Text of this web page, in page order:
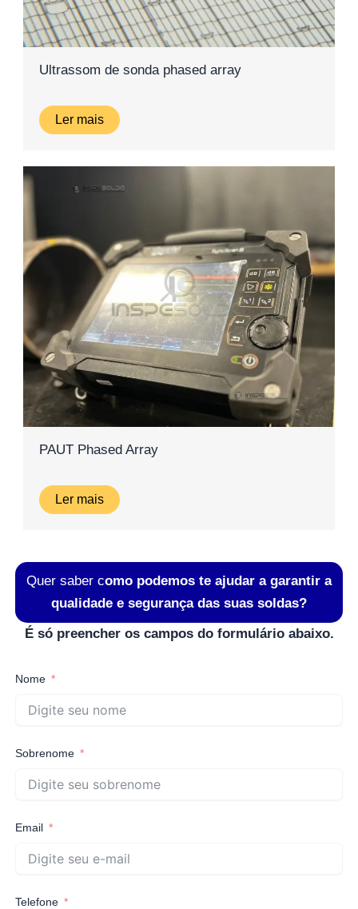
Ultrassom de sonda phased array
Ler mais
PAUT Phased Array
Ler mais
Quer saber como podemos te ajudar a garantir a
qualidade e segurança das suas soldas?
É só preencher os campos do formulário abaixo.
Nome
Sobrenome
Email
Telefone